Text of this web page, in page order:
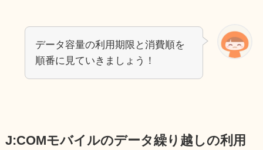
データ容量の利用期限と消費順を
順番に見ていきましょう！
J:COMモバイルのデータ繰り越しの利用